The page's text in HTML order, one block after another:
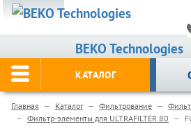
BEKO Technologies
КАТАЛОГ
Главная Каталог Фильтрование
Фильтр-элементы для ULTRAFILTER 80